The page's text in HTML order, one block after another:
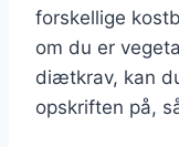
forskellige
om du er
diætkrav, kan
opskriften på,